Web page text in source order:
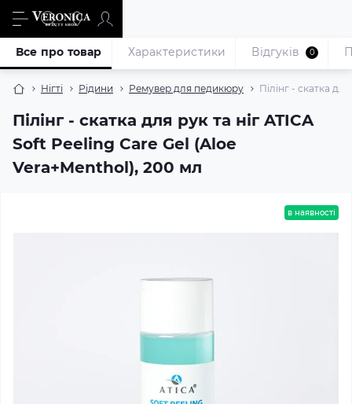
Нігті Рідини Ремувер для педикюру Пілінг - скатка
Пілінг - скатка для рук та ніг ATICA
Soft Peeling Care Gel (Aloe
Vera+Menthol), 200 мл
Все про товар Характеристики Відгуків 0
в наявності